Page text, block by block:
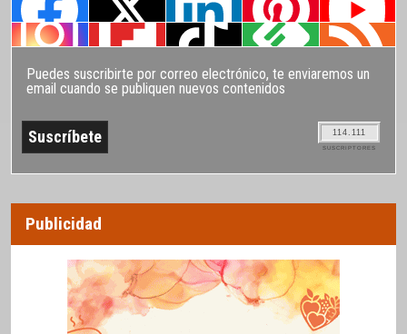
Puedes suscribirte por correo electrónico, te enviaremos un
email cuando se publiquen nuevos contenidos
114.111
SUSCRIPTORES
Publicidad